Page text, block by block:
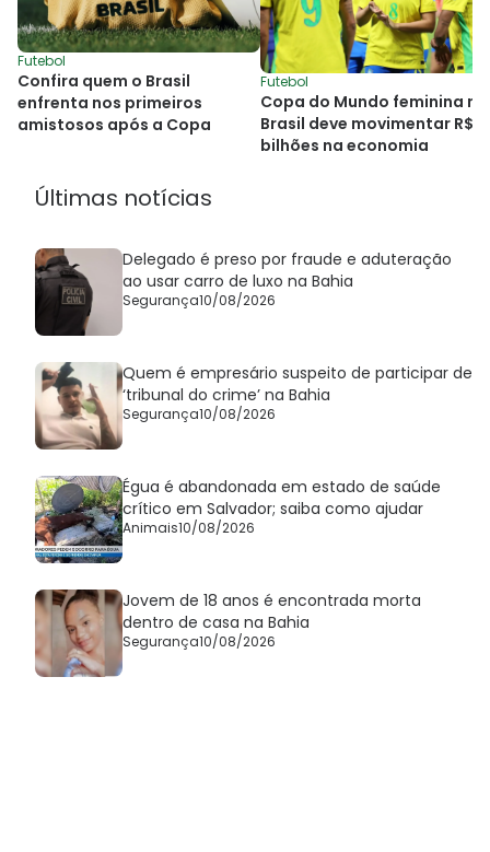
Futebol
Confira quem o Brasil
enfrenta nos primeiros
amistosos após a Copa
Futebol
Copa do Mundo feminina no
Brasil deve movimentar R$
bilhões na economia
Últimas notícias
Delegado é preso por fraude e aduteração
ao usar carro de luxo na Bahia
Segurança10/08/2026
Quem é empresário suspeito de participar de
‘tribunal do crime’ na Bahia
Segurança10/08/2026
Égua é abandonada em estado de saúde
crítico em Salvador; saiba como ajudar
Animais10/08/2026
Jovem de 18 anos é encontrada morta
dentro de casa na Bahia
Segurança10/08/2026